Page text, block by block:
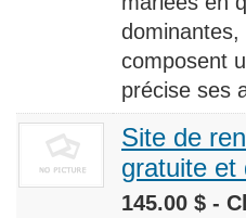
composent
précise ses
Site de
gratuite et
145.00 $ -